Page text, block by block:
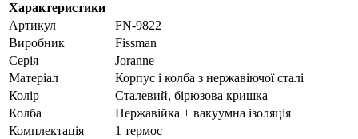
Характеристики
Артикул
FN-9822
Виробник
Fissman
Серія
Joranne
Матеріал
Корпус і колба з нержавіючої сталі
Колір
Сталевий, бірюзова кришка
Колба
Нержавійка + вакуумна ізоляція
Комплектація
1 термос